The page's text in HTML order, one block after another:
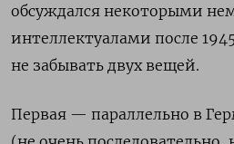
обсуждался некоторыми
интеллектуалами после
не забывать двух вещей.
Первая — параллельно в